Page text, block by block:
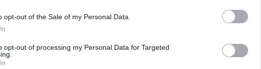
opt-out of the Sale of my Personal Data.
opt-out of processing my Personal Data for Targeted
Aveva
dei convogli umanitari per fornire
gli abitanti della regione del
milioni di persone.